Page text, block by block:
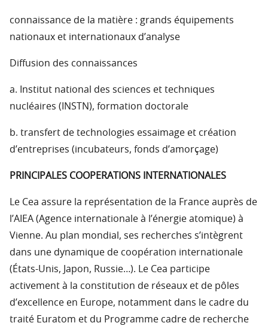
connaissance de la matière : grands équipements
nationaux et internationaux d’analyse
Diffusion des connaissances
a. Institut national des sciences et techniques
nucléaires (INSTN), formation doctorale
b. transfert de technologies essaimage et création
d’entreprises (incubateurs, fonds d’amorçage)
PRINCIPALES COOPERATIONS INTERNATIONALES
Le Cea assure la représentation de la France auprès de
l’AIEA (Agence internationale à l’énergie atomique) à
Vienne. Au plan mondial, ses recherches s’intègrent
dans une dynamique de coopération internationale
(États-Unis, Japon, Russie…). Le Cea participe
activement à la constitution de réseaux et de pôles
d’excellence en Europe, notamment dans le cadre du
traité Euratom et du Programme cadre de recherche